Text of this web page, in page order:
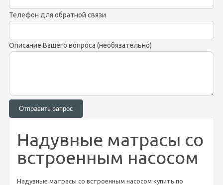
Телефон для обратной связи
Описание Вашего вопроса (необязательно)
Надувные матрасы со
встроенным насосом
Надувные матрасы со встроенным насосом купить по